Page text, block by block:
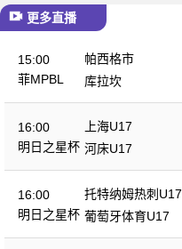
更多直播
15:00
菲MPBL
帕西格市
库拉坎
16:00
明日之星杯
上海U17
河床U17
16:00
明日之星杯
托特纳姆热刺U17
葡萄牙体育U17